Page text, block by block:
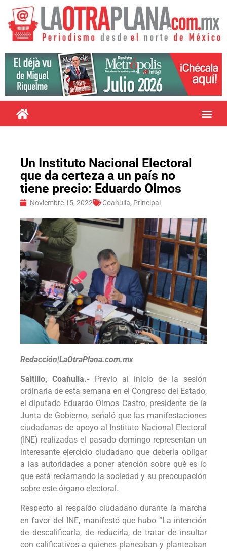
Un Instituto Nacional Electoral
que da certeza a un país no
tiene precio: Eduardo Olmos
Noviembre 15, 2022 Coahuila, Principal
Redacción|LaOtraPlana.com.mx
Saltillo, Coahuila.-
Previo al inicio de la sesión
ordinaria de esta semana en el Congreso del Estado,
el diputado Eduardo Olmos Castro, presidente de la
Junta de Gobierno, señaló que las manifestaciones
ciudadanas de apoyo al Instituto Nacional Electoral
(INE) realizadas el pasado domingo representan un
interesante ejercicio ciudadano que debería obligar
a las autoridades a poner atención sobre qué es lo
que está reclamando la sociedad y su preocupación
sobre este órgano electoral.
Respecto al respaldo ciudadano durante la marcha
en favor del INE, manifestó que hubo “La intención
de descalificarla, de reducirla, de tratar de insultar
con calificativos a quienes planeaban y planteaban